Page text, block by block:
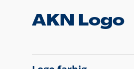
AKN Logo